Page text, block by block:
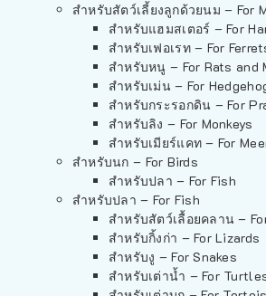
สำหรับสัตว์เลี้ยงลูกด้วยนม – For
สำหรับแฮมสเตอร์ – For
สำหรับเฟอเรท – For
สำหรับหนู – For Rats and
สำหรับเม่น – For
สำหรับกระรอกดิน – For
สำหรับลิง – For Monkeys
สำหรับเมียร์แคท – For
สำหรับนก – For Birds
สำหรับปลา – For Fish
สำหรับปลา – For Fish
สำหรับสัตว์เลื้อยคลาน –
สำหรับกิ้งก่า – For Lizards
สำหรับงู – For Snakes
สำหรับเต่าน้ำ – For